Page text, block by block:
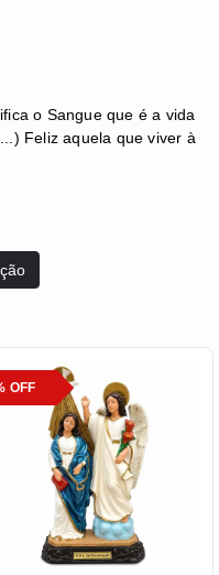
o Sangue que é a vida
Feliz aquela que viver à
OFF